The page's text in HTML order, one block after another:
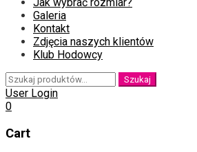
Galeria
Kontakt
Zdjęcia naszych klientów
Klub Hodowcy
Szukaj:
Szukaj
User Login
0
Cart